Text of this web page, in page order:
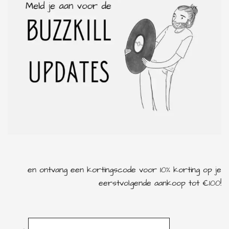
rock & roll
en ontvang een kortingscode voor 10% korting op je
eerstvolgende aankoop tot €100!